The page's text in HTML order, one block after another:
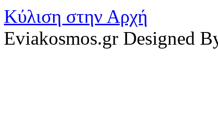
Κύλιση στην Αρχή
Eviakosmos.gr Designed